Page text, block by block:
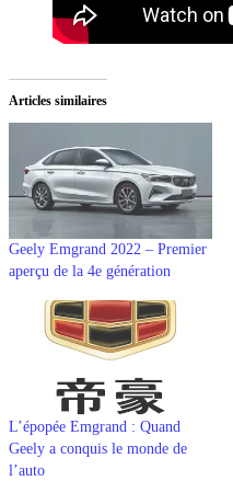
Articles similaires
Geely Emgrand 2022 – Premier
aperçu de la 4e génération
L’épopée Emgrand : Quand
Geely a conquis le monde de
l’auto